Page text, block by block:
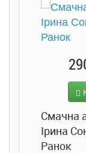
290
Смачна
Ірина
Ранок